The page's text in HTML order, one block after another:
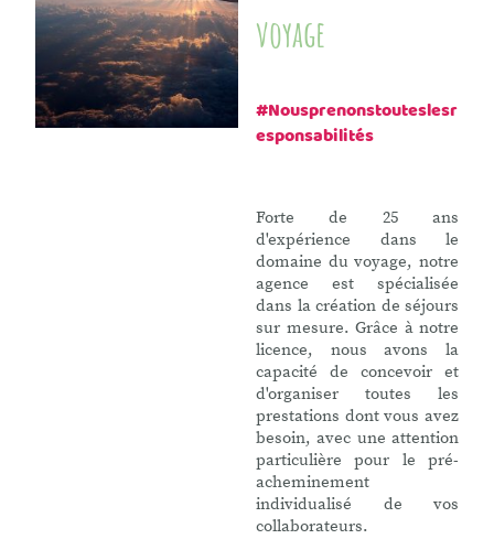
voyage
#Nousprenonstouteslesr
esponsabilités
Forte de 25 ans
d'expérience dans le
domaine du voyage, notre
agence est spécialisée
dans la création de séjours
sur mesure. Grâce à notre
licence, nous avons la
capacité de concevoir et
d'organiser toutes les
prestations dont vous avez
besoin, avec une attention
particulière pour le pré-
acheminement
individualisé de vos
collaborateurs.